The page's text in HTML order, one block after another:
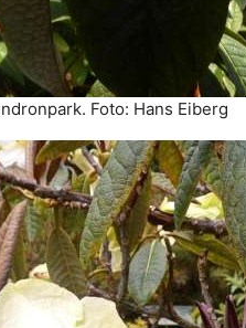
Foto: Hans Eiberg